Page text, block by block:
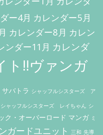
ー4月 カレンダー5月
カレンダー8月 カレン
ンダー11月 カレンダ
ト!!ヴァンガ
サバトラ シャッフルシスターズ ア
シャッフルシスターズ レイちゃん シ
ク・オーバーロード マンガ ミ
ガードユニット 三和 先導